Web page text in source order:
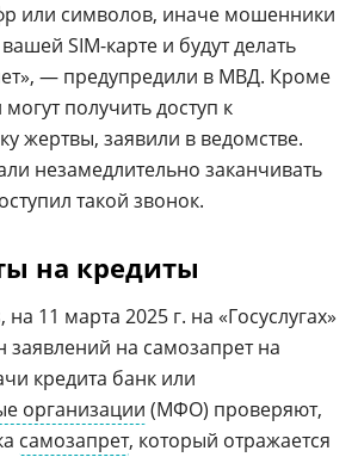
или символов, иначе мошенники
SIM-карте и будут делать
— предупредили в МВД. Кроме
получить доступ к
жертвы, заявили в ведомстве.
незамедлительно заканчивать
такой звонок.
на кредиты
на 11 марта 2025 г. на «Госуслугах»
заявлений на самозапрет на
кредита банк или
организации (МФО) проверяют,
самозапрет, который отражается